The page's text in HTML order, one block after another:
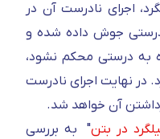
اجرای نادرست آن در
درستی جوش داده شده و
به درستی محکم نشود،
در نهایت اجرای نادرست
آن خواهد شد.
در بتن" به بررسی